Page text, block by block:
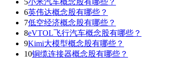
5小米汽车概念股有哪些？
6英伟达概念股有哪些？
7低空经济概念股有哪些？
8eVTOL飞行汽车概念股有哪些？
9Kimi大模型概念股有哪些？
10铜缆连接器概念股有哪些？